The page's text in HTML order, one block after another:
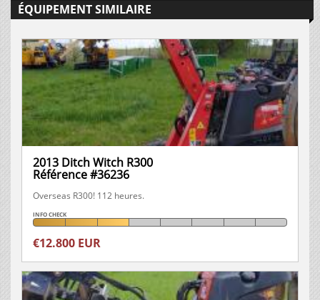
ÉQUIPEMENT SIMILAIRE
2013 Ditch Witch R300
Référence #36236
Overseas R300! 112 heures.
INFO CHECK
€12.800 EUR